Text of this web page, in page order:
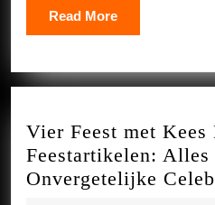
Read MoreRead
More
Vier Feest met Kees
Feestartikelen: Alles
Onvergetelijke